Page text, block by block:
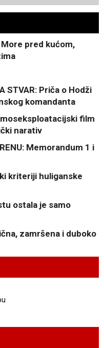
More pred kućom,
STVAR: Priča o Hodži
komandanta
film
narativ
Memorandum 1 i
kriteriji huliganske
ostala je samo
zamršena i duboko